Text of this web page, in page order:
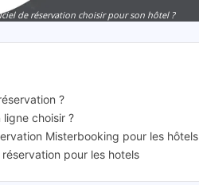
de réservation choisir pour son hôtel ?
?
choisir ?
Misterbooking pour les hôtels
pour les hotels